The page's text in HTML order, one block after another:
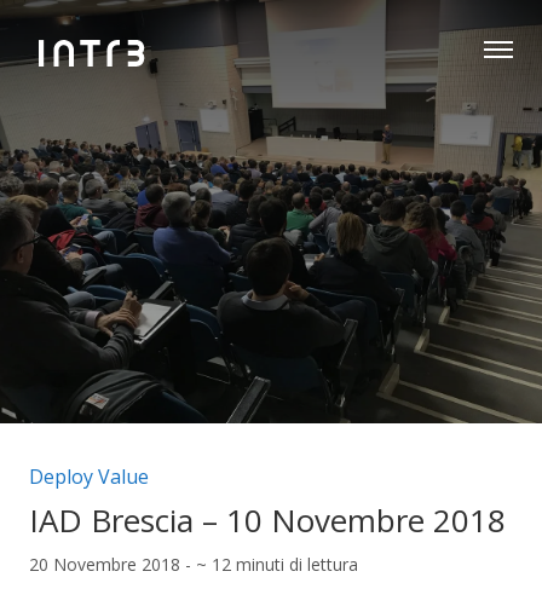
Categorie articolo:
Deploy Value
IAD Brescia – 10 Novembre 2018
20 Novembre 2018 - ~ 12 minuti di lettura